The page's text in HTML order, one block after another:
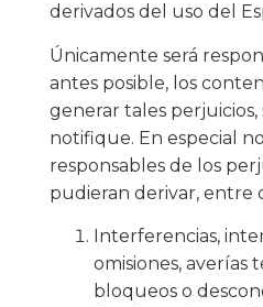
derivados del uso del
Únicamente será
antes posible, los
generar tales perjuicios,
notifique. En especial
responsables de los
pudieran derivar, entre
Interferencias,
omisiones, averías
bloqueos o